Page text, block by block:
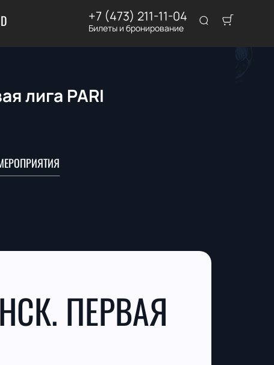
+7 (473) 211-11-04
Билеты и бронирование
лига PARI
ПЕРВАЯ